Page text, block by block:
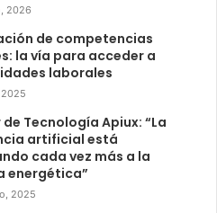
2026
de competencias
la vía para acceder a
laborales
Tecnología Apiux: “La
artificial está
cada vez más a la
energética”
2025